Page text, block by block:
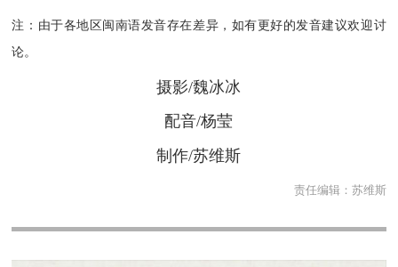
注：由于各地区闽南语发音存在差异，如有更好的发音建议欢迎讨
论。
摄影/魏冰冰
配音/杨莹
制作/苏维斯
责任编辑： 苏维斯